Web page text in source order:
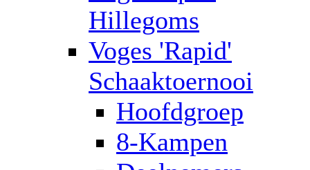
Hillegoms
Voges 'Rapid'
Schaaktoernooi
Hoofdgroep
8-Kampen